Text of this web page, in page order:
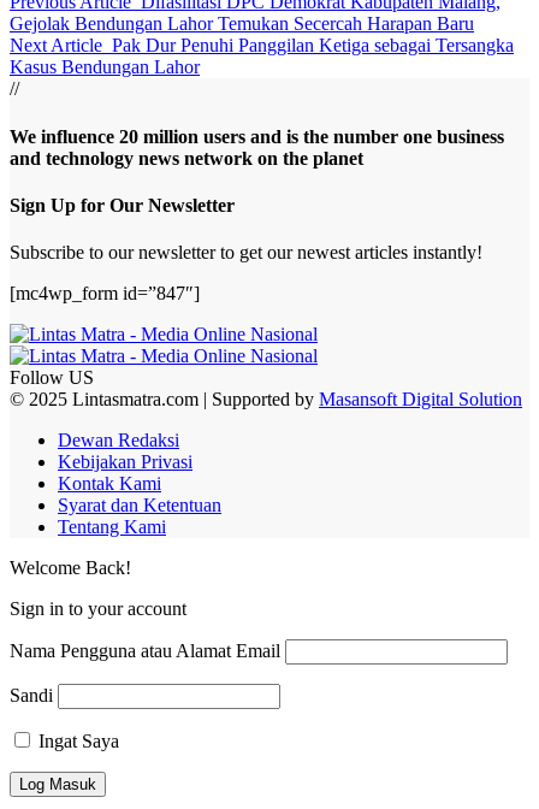
Gejolak Bendungan Lahor Temukan Secercah Harapan Baru
Next Article Pak Dur Penuhi Panggilan Ketiga sebagai Tersangka
Kasus Bendungan Lahor
//
We influence 20 million users and is the number one business
and technology news network on the planet
Sign Up for Our Newsletter
Subscribe to our newsletter to get our newest articles instantly!
[mc4wp_form id=”847″]
Follow US
© 2025 Lintasmatra.com | Supported by Masansoft Digital Solution
Dewan Redaksi
Kebijakan Privasi
Kontak Kami
Syarat dan Ketentuan
Tentang Kami
Welcome Back!
Sign in to your account
Nama Pengguna atau Alamat Email
Sandi
Ingat Saya